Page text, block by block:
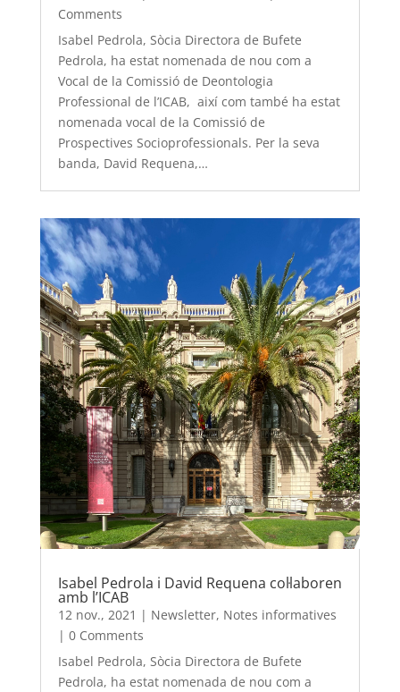
Comments
Isabel Pedrola, Sòcia Directora de Bufete
Pedrola, ha estat nomenada de nou com a
Vocal de la Comissió de Deontologia
Professional de l’ICAB, així com també ha estat
nomenada vocal de la Comissió de
Prospectives Socioprofessionals. Per la seva
banda, David Requena,…
Isabel Pedrola i David Requena col·laboren
amb l’ICAB
12 nov., 2021 | Newsletter, Notes informatives
| 0 Comments
Isabel Pedrola, Sòcia Directora de Bufete
Pedrola, ha estat nomenada de nou com a